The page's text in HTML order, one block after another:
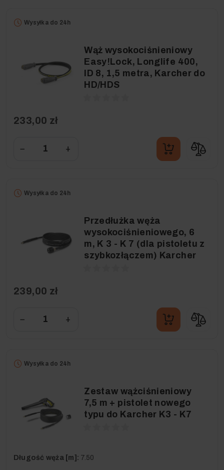
Wysyłka do 24h
Wąż wysokociśnieniowy
Easy!Lock, Longlife 400,
ID 8, 1,5 metra, Karcher do
HD/HDS
233,00 zł
− +
Wysyłka do 24h
Przedłużka węża
wysokociśnieniowego, 6
m, K 3 - K 7 (dla pistoletu z
szybkozłączem) Karcher
239,00 zł
− +
Wysyłka do 24h
Zestaw wążciśnieniowy
7,5 m + pistolet nowego
typu do Karcher K3 - K7
Długość węża [m]: 7.50